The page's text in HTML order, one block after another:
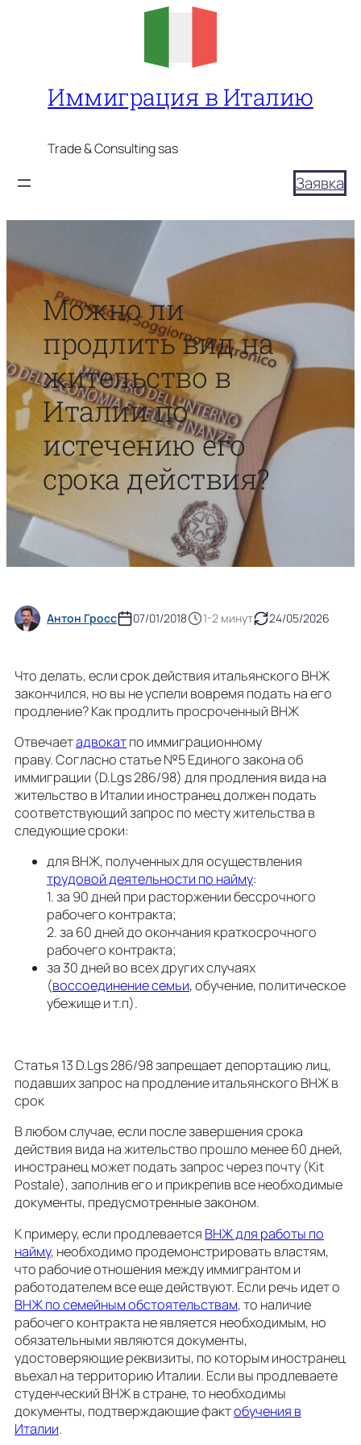
Иммиграция в Италию
Trade & Consulting sas
Заявка
Можно ли
продлить вид на
жительство в
Италии по
истечению его
срока действия?
Антон Гросс 07/01/2018 1-2 минут 24/05/2026
Что делать, если срок действия итальянского ВНЖ
закончился, но вы не успели вовремя подать на его
продление? Как продлить просроченный ВНЖ
Отвечаетадвокатпо иммиграционному
праву. Согласно статье №5 Единого закона об
иммиграции (D.Lgs 286/98) для продления вида на
жительство в Италии иностранец должен подать
соответствующий запрос по месту жительства в
следующие сроки:
для ВНЖ, полученных для осуществления
трудовой деятельности по найму:
1. за 90 дней при расторжении бессрочного
рабочего контракта;
2. за 60 дней до окончания краткосрочного
рабочего контракта;
за 30 дней во всех других случаях
(воссоединение семьи, обучение, политическое
убежище и т.п).
Статья 13 D.Lgs 286/98 запрещает депортацию лиц,
подавших запрос на продление итальянского ВНЖ в
срок
В любом случае, если после завершения срока
действия вида на жительство прошло менее 60 дней,
иностранец может подать запрос через почту (Kit
Postale), заполнив его и прикрепив все необходимые
документы, предусмотренные законом.
К примеру, если продлевается ВНЖ для работы по
найму, необходимо продемонстрировать властям,
что рабочие отношения между иммигрантом и
работодателем все еще действуют. Если речь идет о
ВНЖ по семейным обстоятельствам, то наличие
рабочего контракта не является необходимым, но
обязательными являются документы,
удостоверяющие реквизиты, по которым иностранец
въехал на территорию Италии. Если вы продлеваете
студенческий ВНЖ в стране, то необходимы
документы, подтверждающие фактобучения в
Италии.